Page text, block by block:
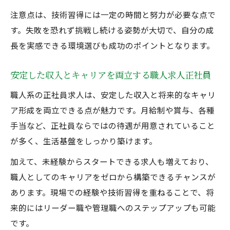
注意点は、技術習得には一定の時間と努力が必要な点で
す。失敗を恐れず挑戦し続ける姿勢が大切で、自分の成
長を実感できる環境選びも成功のポイントとなります。
安定した収入とキャリアを両立する職人求人正社員
職人系の正社員求人は、安定した収入と将来的なキャリ
ア形成を両立できる点が魅力です。月給制や賞与、各種
手当など、正社員ならではの待遇が用意されていること
が多く、生活基盤をしっかり築けます。
加えて、未経験からスタートできる求人も増えており、
職人としてのキャリアをゼロから構築できるチャンスが
あります。現場での経験や技術習得を重ねることで、将
来的にはリーダー職や管理職へのステップアップも可能
です。